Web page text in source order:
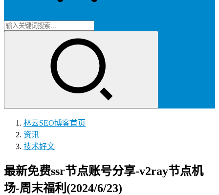
林云SEO博客首页
资讯
技术好文
最新免费ssr节点账号分享-v2ray节点机
场-周末福利(2024/6/23)